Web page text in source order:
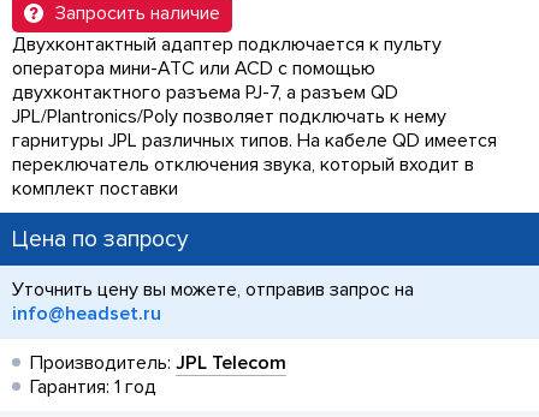
Запросить наличие
Двухконтактный адаптер подключается к пульту
оператора мини-АТС или ACD с помощью
двухконтактного разъема PJ-7, а разъем QD
JPL/Plantronics/Poly позволяет подключать к нему
гарнитуры JPL различных типов. На кабеле QD имеется
переключатель отключения звука, который входит в
комплект поставки
Цена по запросу
Уточнить цену вы можете, отправив запрос на
info@headset.ru
Производитель: JPL Telecom
Гарантия: 1 год